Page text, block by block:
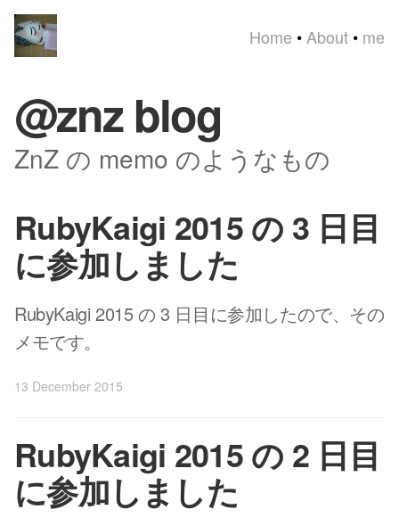
Home • About • me
@znz blog
ZnZ の memo のようなもの
RubyKaigi 2015 の 3 日目
に参加しました
RubyKaigi 2015 の 3 日目に参加したので、その
メモです。
13 December 2015
RubyKaigi 2015 の 2 日目
に参加しました